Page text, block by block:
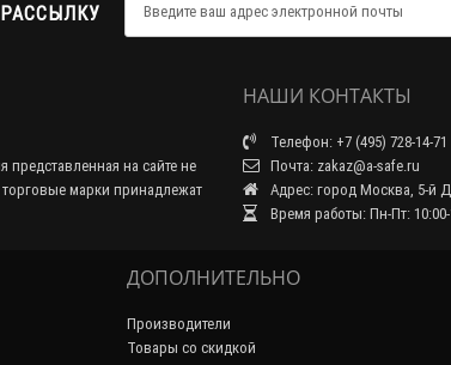
на сайте не
марки принадлежат
НАШИ КОНТАКТЫ
Телефон: +7 (495) 728-14-71
Почта: zakaz@a-safe.ru
Адрес: город Москва, 5-й
Время работы: Пн-Пт:
ДОПОЛНИТЕЛЬНО
Производители
Товары со скидкой